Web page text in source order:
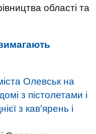
області та
Олевськ на
з пістолетами і
з кав'ярень і